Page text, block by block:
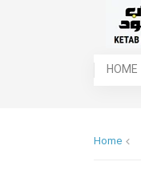
Home